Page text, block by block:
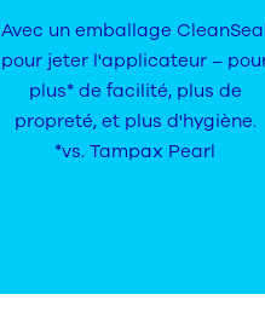
Avec un emballage
pour jeter l'applicateur –
plus* de facilité, plus de
propreté, et plus d'hygiène.
*vs. Tampax Pearl